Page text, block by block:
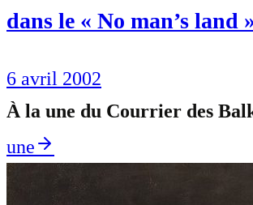
dans le « No man’s land
6 avril 2002
À la une du Courrier des
une